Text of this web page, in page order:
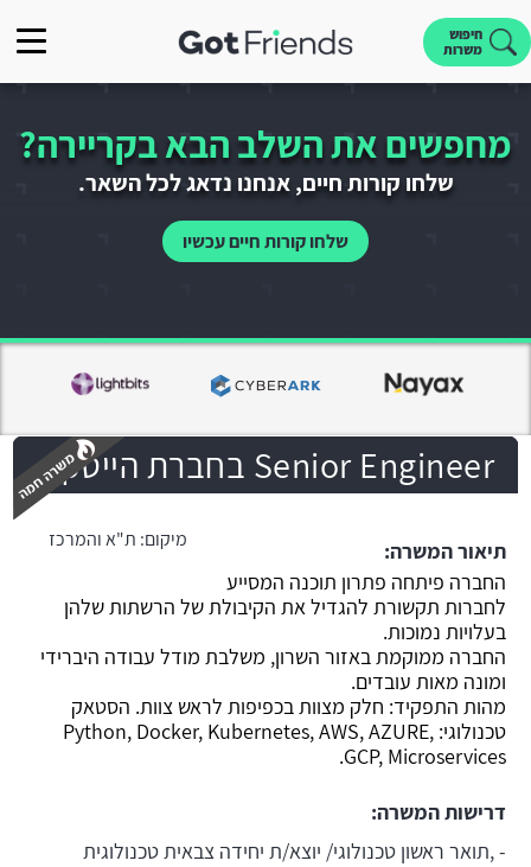
חיפוש
משרות
מחפשים את השלב הבא בקריירה?
שלחו קורות חיים, אנחנו נדאג לכל השאר.
שלחו קורות חיים עכשיו
Senior Engineer בחברת הייטק
מיקום: ת"א והמרכז
תיאור המשרה:
החברה פיתחה פתרון תוכנה המסייע
לחברות תקשורת להגדיל את הקיבולת של הרשתות שלהן
בעלויות נמוכות.
החברה ממוקמת באזור השרון, משלבת מודל עבודה היברידי
ומונה מאות עובדים.
מהות התפקיד: חלק מצוות בכפיפות לראש צוות. הסטאק
טכנולוגי: Python, Docker, Kubernetes, AWS, AZURE,
GCP, Microservices.
דרישות המשרה:
- ,תואר ראשון טכנולוגי/ יוצא/ת יחידה צבאית טכנולוגית